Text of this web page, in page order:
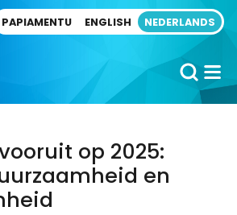
PAPIAMENTU ENGLISH NEDERLANDS
op 2025:
en